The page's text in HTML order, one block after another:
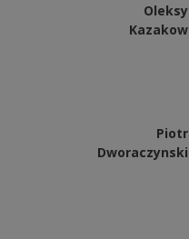
Oleksy
Kazakow
Piotr
Dworaczynski